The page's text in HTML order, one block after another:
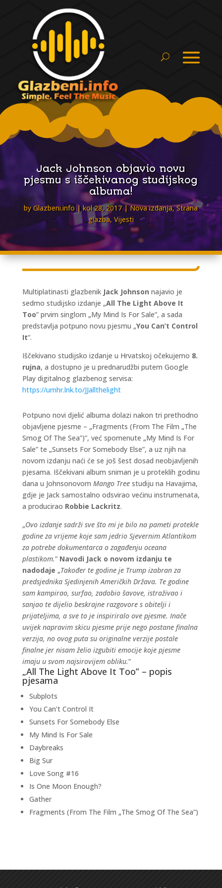
Jack Johnson objavio novu
pjesmu s iščekivanog studijskog
albuma!
byGlazbeni.info kol 28, 2017 Nova izdanja,Strana
glazba, Vijesti
Multiplatinasti glazbenik Jack Johnson najavio je
sedmo studijsko izdanje „All The Light Above It
Too” prvim singlom „My Mind Is For Sale”, a sada
predstavlja potpuno novu pjesmu „You Can’t Control
It“.
Iščekivano studijsko izdanje u Hrvatskoj očekujemo 8.
rujna, a dostupno je u prednarudžbi putem Google
Play digitalnog glazbenog servisa:
https://umhr.lnk.to/JJallthelight
Potpuno novi djelić albuma dolazi nakon tri prethodno
objavljene pjesme – „Fragments (From The Film „The
Smog Of The Sea”)”, već spomenute „My Mind Is For
Sale” te „Sunsets For Somebody Else”, a uz njih na
novom izdanju naći će se još šest dosad neobjavljenih
pjesama. Iščekivani album sniman je u proteklih godinu
dana u Johnsonovom Mango Treestudiju na Havajima,
gdje je Jack samostalno odsvirao većinu instrumenata,
a producirao Robbie Lackritz.
„Ovo izdanje sadrži sve što mi je bilo na pameti protekle
godine za vrijeme koje sam jedrio Sjevernim Atlantikom
za potrebe dokumentarca o zagađenju oceana
plastikom.” Navodi Jack o novom izdanju te
nadodaje „Također te godine je Trump izabran za
predsjednika Sjedinjenih Američkih Država. Te godine
sam kampirao, surfao, zadobio šavove, istraživao i
sanjao te dijelio beskrajne razgovore s obitelji i
prijateljima, a sve to je inspiriralo ove pjesme. Inače
uvijek napravim skicu pjesme prije nego postane finalna
verzija, no ovog puta su originalne verzije postale
finalne jer nisam želio izgubiti emocije koje pjesme
imaju u svom najsirovijem obliku.”
„All The Light Above It Too” – popis
pjesama
Subplots
You Can’t Control It
Sunsets For Somebody Else
My Mind Is For Sale
Daybreaks
Big Sur
Love Song #16
Is One Moon Enough?
Gather
Fragments (From The Film „The Smog Of The Sea”)